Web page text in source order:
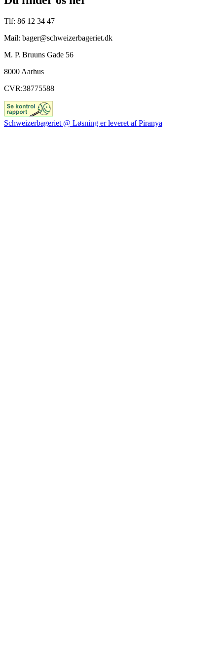
Tlf: 86 12 34 47
Mail: bager@schweizerbageriet.dk
M. P. Bruuns Gade 56
8000 Aarhus
CVR:38775588
Schweizerbageriet @ Løsning er leveret af Piranya